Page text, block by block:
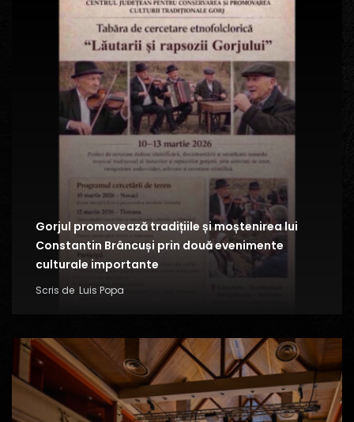
Gorjul promovează tradițiile și moștenirea lui
Constantin Brâncuși prin două evenimente
culturale importante
Scris de Luis Popa